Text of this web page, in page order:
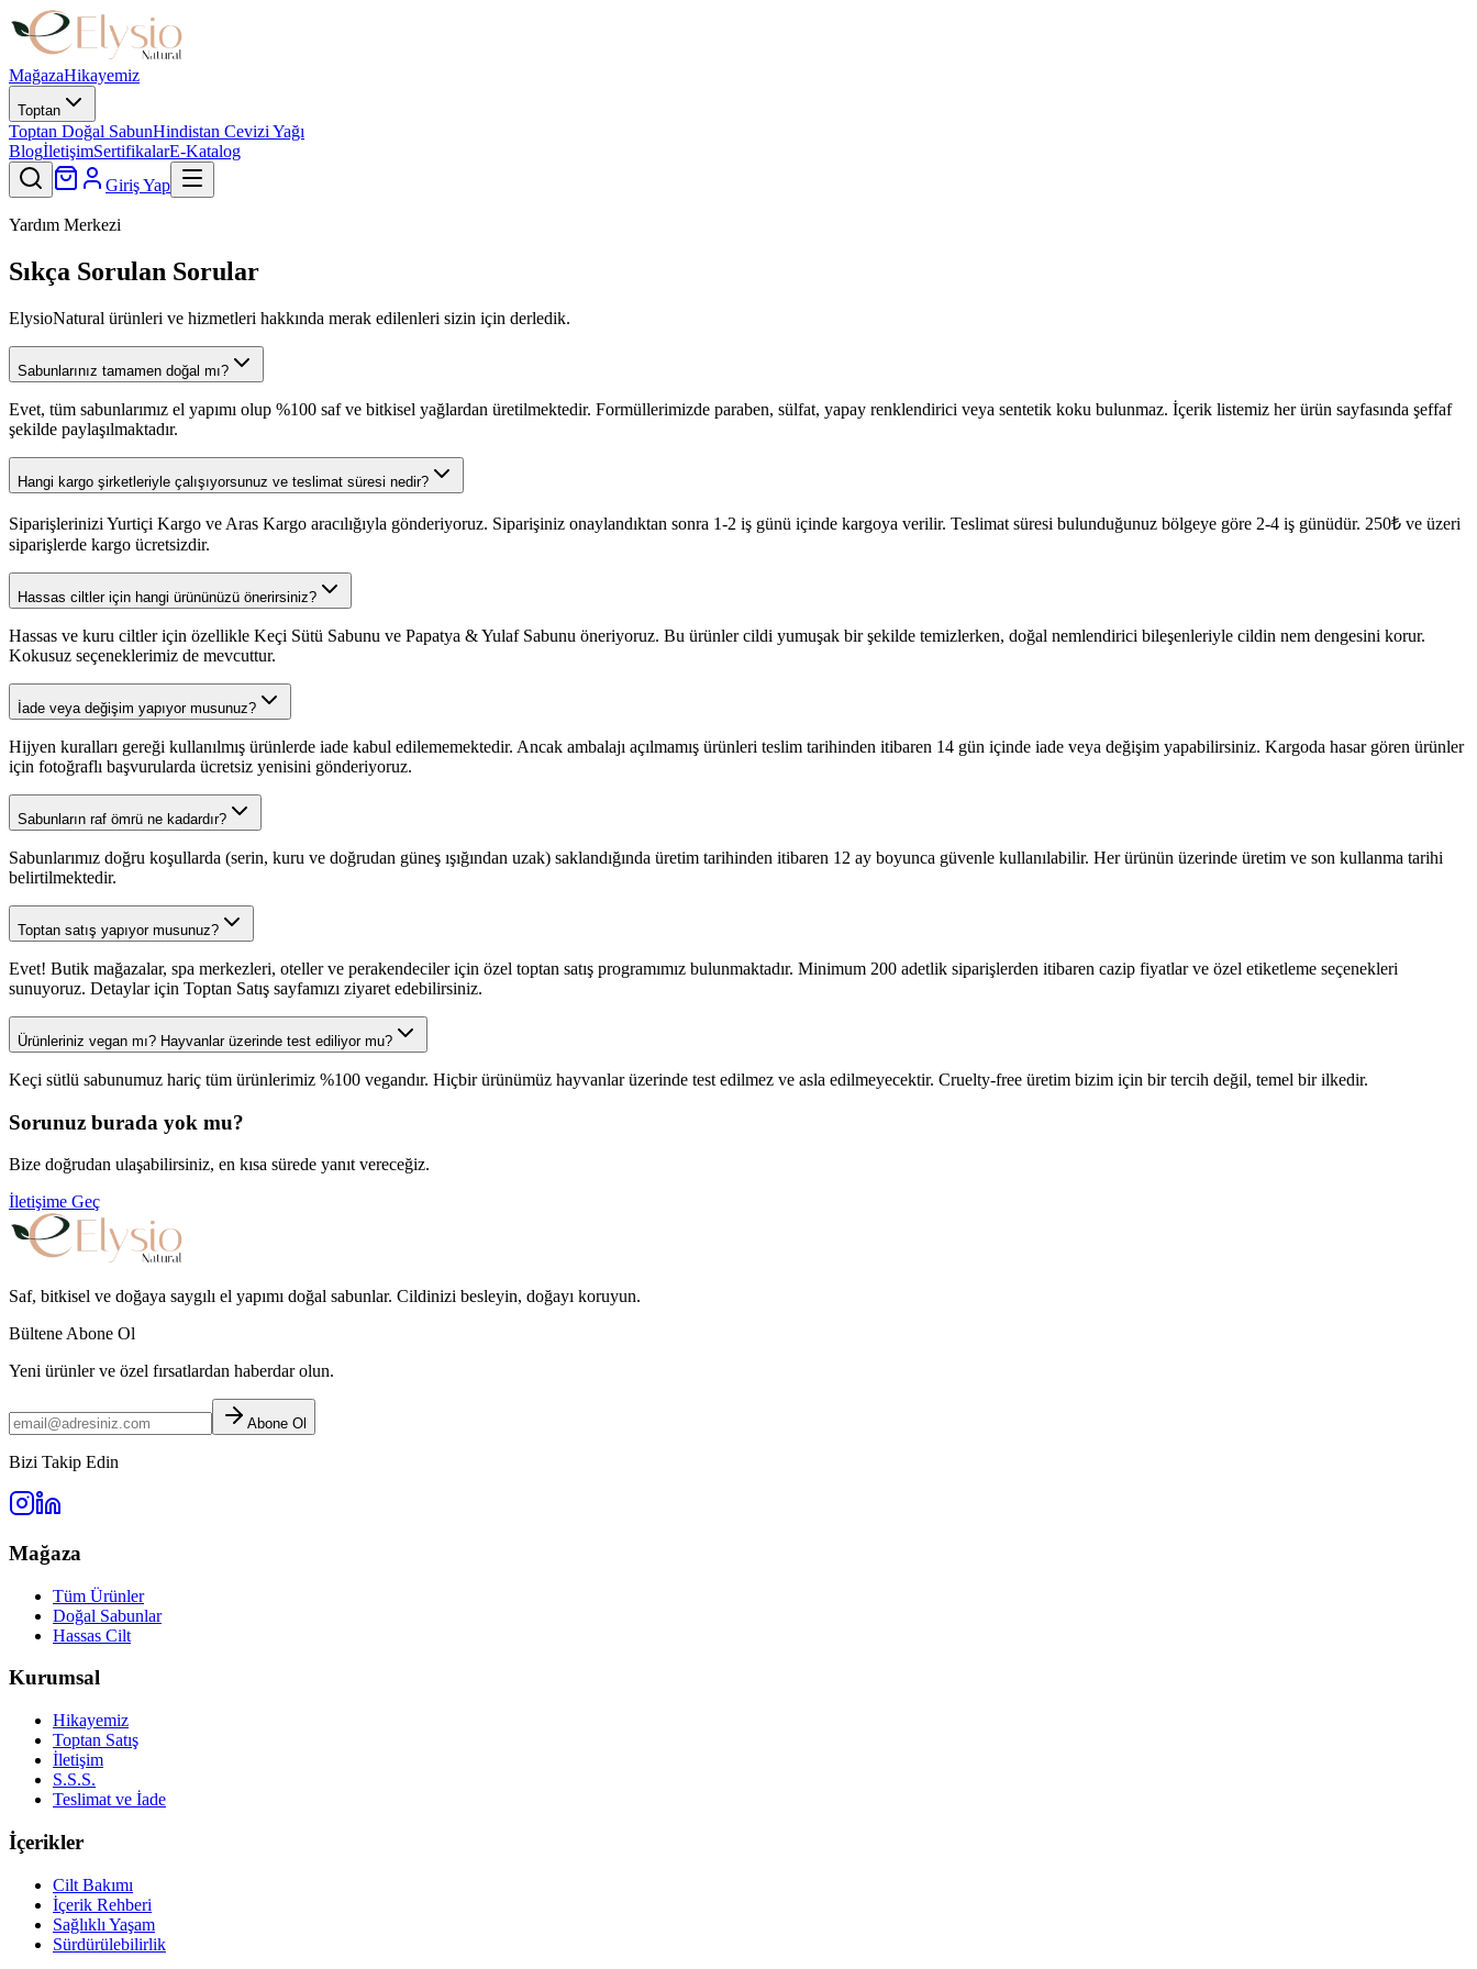
MağazaHikayemiz
Toptan
Toptan Doğal SabunHindistan Cevizi Yağı
BlogİletişimSertifikalarE-Katalog
Giriş Yap
Yardım Merkezi
Sıkça Sorulan Sorular
ElysioNatural ürünleri ve hizmetleri hakkında merak edilenleri sizin için derledik.
Sabunlarınız tamamen doğal mı?
Evet, tüm sabunlarımız el yapımı olup %100 saf ve bitkisel yağlardan üretilmektedir. Formüllerimizde paraben, sülfat, yapay renklendirici veya sentetik koku bulunmaz. İçerik listemiz her ürün sayfasında şeffaf
şekilde paylaşılmaktadır.
Hangi kargo şirketleriyle çalışıyorsunuz ve teslimat süresi nedir?
Siparişlerinizi Yurtiçi Kargo ve Aras Kargo aracılığıyla gönderiyoruz. Siparişiniz onaylandıktan sonra 1-2 iş günü içinde kargoya verilir. Teslimat süresi bulunduğunuz bölgeye göre 2-4 iş günüdür. 250₺ ve üzeri
siparişlerde kargo ücretsizdir.
Hassas ciltler için hangi ürününüzü önerirsiniz?
Hassas ve kuru ciltler için özellikle Keçi Sütü Sabunu ve Papatya & Yulaf Sabunu öneriyoruz. Bu ürünler cildi yumuşak bir şekilde temizlerken, doğal nemlendirici bileşenleriyle cildin nem dengesini korur.
Kokusuz seçeneklerimiz de mevcuttur.
İade veya değişim yapıyor musunuz?
Hijyen kuralları gereği kullanılmış ürünlerde iade kabul edilememektedir. Ancak ambalajı açılmamış ürünleri teslim tarihinden itibaren 14 gün içinde iade veya değişim yapabilirsiniz. Kargoda hasar gören ürünler
için fotoğraflı başvurularda ücretsiz yenisini gönderiyoruz.
Sabunların raf ömrü ne kadardır?
Sabunlarımız doğru koşullarda (serin, kuru ve doğrudan güneş ışığından uzak) saklandığında üretim tarihinden itibaren 12 ay boyunca güvenle kullanılabilir. Her ürünün üzerinde üretim ve son kullanma tarihi
belirtilmektedir.
Toptan satış yapıyor musunuz?
Evet! Butik mağazalar, spa merkezleri, oteller ve perakendeciler için özel toptan satış programımız bulunmaktadır. Minimum 200 adetlik siparişlerden itibaren cazip fiyatlar ve özel etiketleme seçenekleri
sunuyoruz. Detaylar için Toptan Satış sayfamızı ziyaret edebilirsiniz.
Ürünleriniz vegan mı? Hayvanlar üzerinde test ediliyor mu?
Keçi sütlü sabunumuz hariç tüm ürünlerimiz %100 vegandır. Hiçbir ürünümüz hayvanlar üzerinde test edilmez ve asla edilmeyecektir. Cruelty-free üretim bizim için bir tercih değil, temel bir ilkedir.
Sorunuz burada yok mu?
Bize doğrudan ulaşabilirsiniz, en kısa sürede yanıt vereceğiz.
İletişime Geç
Saf, bitkisel ve doğaya saygılı el yapımı doğal sabunlar. Cildinizi besleyin, doğayı koruyun.
Bültene Abone Ol
Yeni ürünler ve özel fırsatlardan haberdar olun.
Abone Ol
Bizi Takip Edin
Mağaza
Tüm Ürünler
Doğal Sabunlar
Hassas Cilt
Kurumsal
Hikayemiz
Toptan Satış
İletişim
S.S.S.
Teslimat ve İade
İçerikler
Cilt Bakımı
İçerik Rehberi
Sağlıklı Yaşam
Sürdürülebilirlik